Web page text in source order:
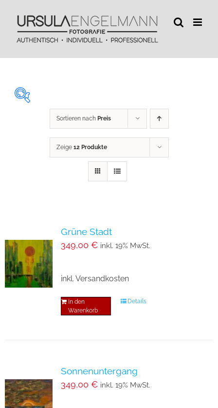
Inhalt
springen
240
Sortieren nach Preis
Zeige 12 Produkte
Grüne Stadt
349,00 € inkl. 19% MwSt.
inkl. Versandkosten
In den
Warenkorb
Details
Sonnenuntergang
349,00 € inkl. 19% MwSt.